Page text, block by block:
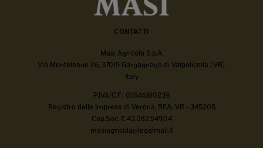
CONTATTI
Masi Agricola S.p.A.
Via Monteleone 26, 37015 Gargagnago di Valpolicella (VR)
Italy
P.IVA/C.F.: 03546810239
Registro delle Imprese di Verona, REA: VR - 345205
Cap.Soc. € 43.082.549,04
masiagricola@legalmail.it